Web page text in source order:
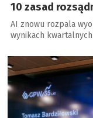
10 zasad
AI znowu rozpala
wynikach
a